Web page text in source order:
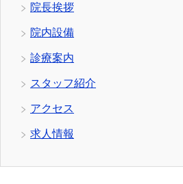
院長挨拶
院内設備
診療案内
スタッフ紹介
アクセス
求人情報